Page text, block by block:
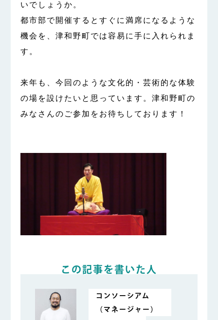
いでしょうか。
都市部で開催するとすぐに満席になるような
機会を、津和野町では容易に手に入れられま
す。
来年も、今回のような文化的・芸術的な体験
の場を設けたいと思っています。津和野町の
みなさんのご参加をお待ちしております！
この記事を書いた人
コンソーシアム
（マネージャー）